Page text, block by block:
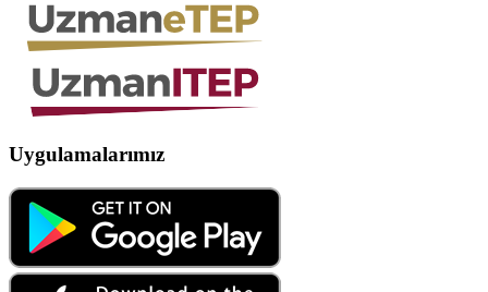
Uygulamalarımız